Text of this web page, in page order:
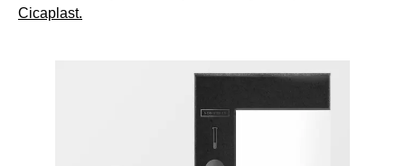
Cicaplast.